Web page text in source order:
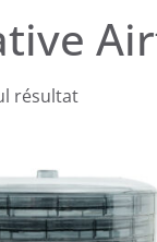
résultat